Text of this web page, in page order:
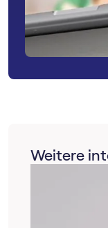
Weitere